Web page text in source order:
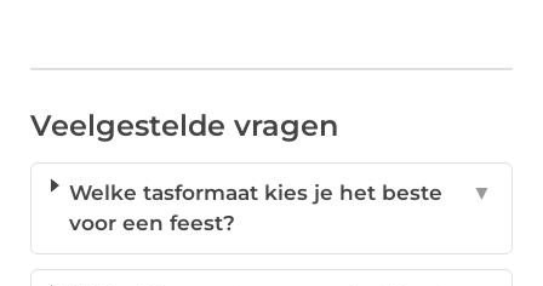
Veelgestelde vragen
Welke tasformaat kies je het beste
voor een feest?
▼